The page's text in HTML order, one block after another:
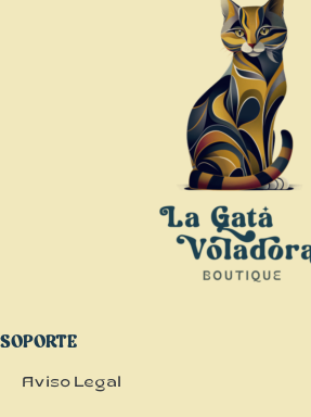
SOPORTE
Aviso Legal